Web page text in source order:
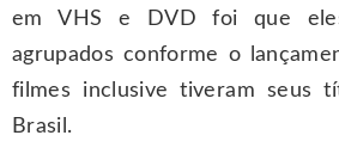
em VHS e DVD foi que
agrupados conforme o
filmes inclusive tiveram seus
Brasil.